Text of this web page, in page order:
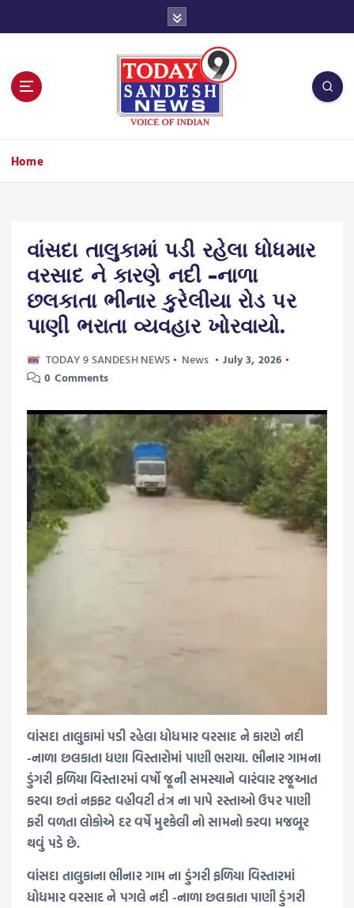
Home
વાંસદા તાલુકામાં પડી રહેલા ધોધમાર
વરસાદ ને કારણે નદી -નાળા
છલકાતા ભીનાર કુરેલીયા રોડ પર
પાણી ભરાતા વ્યવહાર ખોરવાયો.
TODAY 9 SANDESH NEWS News
July 3, 2026
0 Comments
વાંસદા તાલુકામાં પડી રહેલા ધોધમાર વરસાદ ને કારણે નદી
-નાળા છલકાતા ધણા વિસ્તારોમાં પાણી ભરાયા. ભીનાર ગામના
ડુંગરી ફળિયા વિસ્તારમાં વર્ષો જૂની સમસ્યાને વારંવાર રજૂઆત
કરવા છતાં નફફટ વહીવટી તંત્ર ના પાપે રસ્તાઓ ઉપર પાણી
ફરી વળતા લોકોએ દર વર્ષે મુશ્કેલી નો સામનો કરવા મજબૂર
થવું પડે છે.
વાંસદા તાલુકાના ભીનાર ગામ ના ડુંગરી ફળિયા વિસ્તારમાં
ધોધમાર વરસાદ ને પગલે નદી -નાળા છલકાતા પાણી ડુંગરી